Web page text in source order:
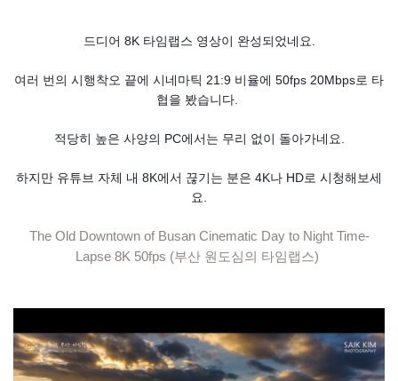
드디어 8K 타임랩스 영상이 완성되었네요.
여러 번의 시행착오 끝에 시네마틱 21:9 비율에 50fps 20Mbps로 타
협을 봤습니다.
적당히 높은 사양의 PC에서는 무리 없이 돌아가네요.
하지만 유튜브 자체 내 8K에서 끊기는 분은 4K나 HD로 시청해보세
요.
The Old Downtown of Busan Cinematic Day to Night Time-
Lapse 8K 50fps (부산 원도심의 타임랩스)